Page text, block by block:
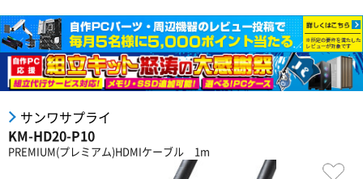
サンワサプライ
KM-HD20-P10
PREMIUM(プレミアム)HDMIケーブル 1m